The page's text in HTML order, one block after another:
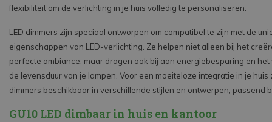
flexibiliteit om de verlichting in je huis volledig te personaliseren.
LED dimmers zijn speciaal ontworpen om compatibel te zijn met de
eigenschappen van LED-verlichting. Ze helpen niet alleen bij het
perfecte ambiance, maar dragen ook bij aan energiebesparing en
de levensduur van je lampen. Voor een moeiteloze integratie in je huis
dimmers beschikbaar in verschillende stijlen en ontwerpen, passend
GU10 LED dimbaar in huis en kantoor